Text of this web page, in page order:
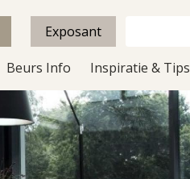
Exposant
Beurs Info Inspiratie & Tips